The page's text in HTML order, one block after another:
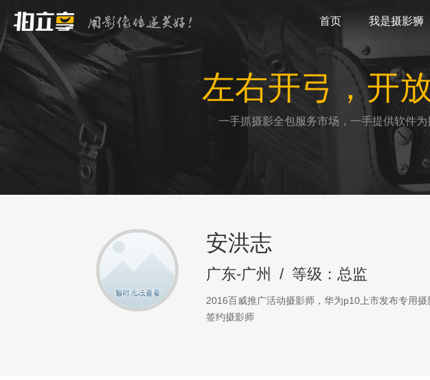
首页 我是摄影狮
左右开弓，开
一手抓摄影全包服务市场，一手提供软件
安洪志
广东-广州 / 等级：总监
2016百威推广活动摄影师，华为p10上市发布专用
签约摄影师